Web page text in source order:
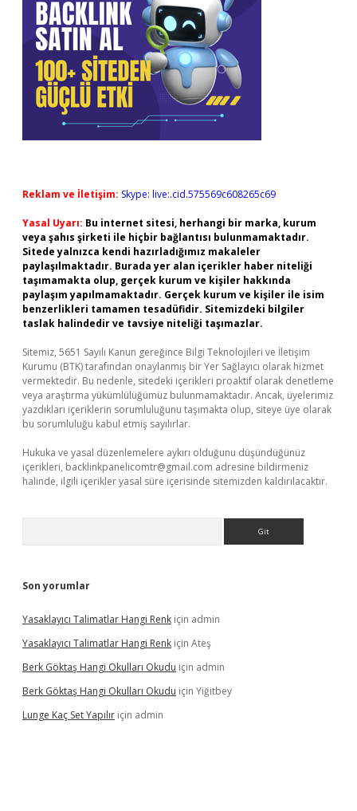
Reklam ve İletişim: Skype: live:.cid.575569c608265c69
Yasal Uyarı: Bu internet sitesi, herhangi bir marka, kurum
veya şahıs şirketi ile hiçbir bağlantısı bulunmamaktadır.
Sitede yalnızca kendi hazırladığımız makaleler
paylaşılmaktadır. Burada yer alan içerikler haber niteliği
taşımamakta olup, gerçek kurum ve kişiler hakkında
paylaşım yapılmamaktadır. Gerçek kurum ve kişiler ile isim
benzerlikleri tamamen tesadüfidir. Sitemizdeki bilgiler
taslak halindedir ve tavsiye niteliği taşımazlar.
Sitemiz, 5651 Sayılı Kanun gereğince Bilgi Teknolojileri ve İletişim
Kurumu (BTK) tarafından onaylanmış bir Yer Sağlayıcı olarak hizmet
vermektedir. Bu nedenle, sitedeki içerikleri proaktif olarak denetleme
veya araştırma yükümlülüğümüz bulunmamaktadır. Ancak, üyelerimiz
yazdıkları içeriklerin sorumluluğunu taşımakta olup, siteye üye olarak
bu sorumluluğu kabul etmiş sayılırlar.
Hukuka ve yasal düzenlemelere aykırı olduğunu düşündüğünüz
içerikleri, backlinkpanelicomtr@gmail.com adresine bildirmeniz
halinde, ilgili içerikler yasal süre içerisinde sitemizden kaldırılacaktır.
Son yorumlar
Yasaklayıcı Talimatlar Hangi Renk için admin
Yasaklayıcı Talimatlar Hangi Renk için Ateş
Berk Göktaş Hangi Okulları Okudu için admin
Berk Göktaş Hangi Okulları Okudu için Yiğitbey
Lunge Kaç Set Yapılır için admin